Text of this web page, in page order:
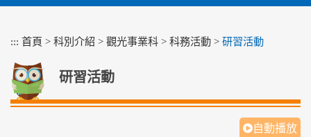
塊
::: 首頁 > 科別介紹 > 觀光事業科 > 科務活動 > 研習活動
研習活動
自動播放